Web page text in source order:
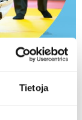
Tietoja
Riiassa, kun
tyttöjen